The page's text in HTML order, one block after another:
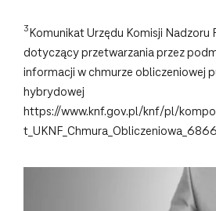
3 Komunikat Urzędu Komisji Nadzoru
dotyczący przetwarzania przez
informacji w chmurze obliczeniowej
hybrydowej
https://www.knf.gov.pl/knf/pl/